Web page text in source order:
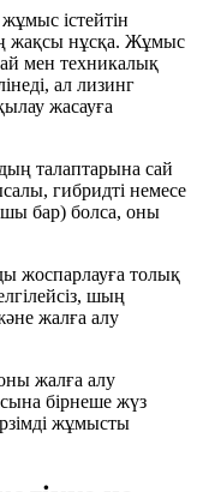
істейтін
жақсы нұсқа. Жұмыс
мен техникалық
ал лизинг
жасауға
талаптарына сай
гибридті немесе
бар) болса, оны
жоспарлауға толық
шың
жалға алу
жалға алу
бірнеше жүз
жұмысты